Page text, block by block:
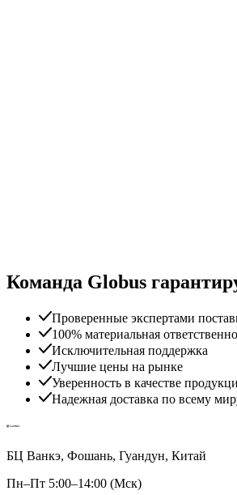
Команда Globus
Проверенные экспертами
100% материальная
Исключительная поддержка
Лучшие цены на рынке
Уверенность в качестве
Надежная доставка по всему
БЦ Ванкэ, Фошань, Гуандун, Китай
Пн–Пт 5:00–14:00 (Мск)